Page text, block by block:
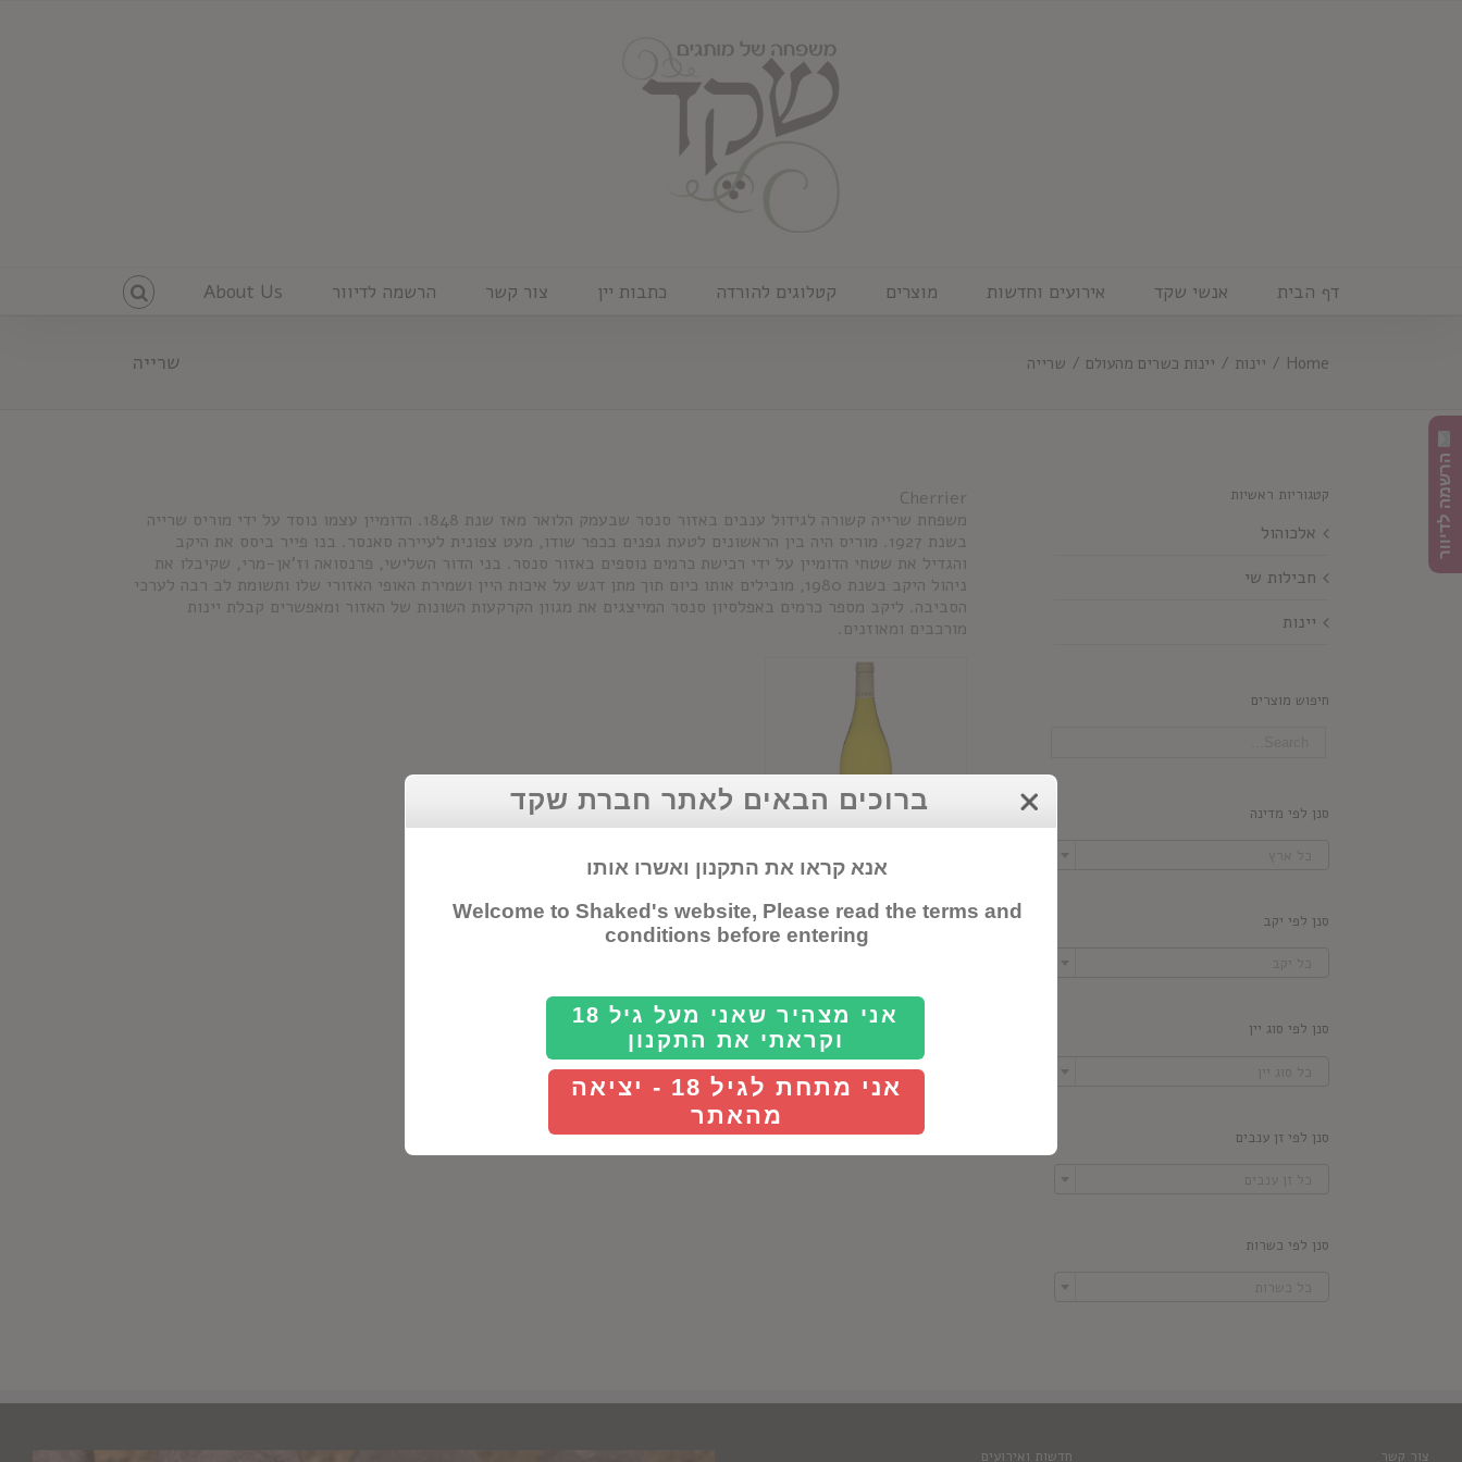
דף הבית אנשי שקד אירועים וחדשות מוצרים קטלוגים להורדה כתבות יין צור קשר הרשמה לדיוור About Us
שרייה Home
/ יינות / יינות כשרים מהעולם / שרייה
Cherrier
משפחת שרייה קשורה לגידול ענבים באזור סנסר שבעמק הלואר מאז שנת 1848. הדומיין עצמו נוסד על ידי מוריס שרייה
בשנת 1927. מוריס היה בין הראשונים לטעת גפנים בכפר שודו, מעט צפונית לעיירה סאנסר. בנו פייר ביסס את היקב
והגדיל את שטחי הדומיין על ידי רכישת כרמים נוספים באזור סנסר. בני הדור השלישי, פרנסואה וז'אן-מרי, שקיבלו את
ניהול היקב בשנת 1980, מובילים אותו כיום תוך מתן דגש על איכות היין ושמירת האופי האזורי שלו ותשומת לב רבה לערכי
הסביבה. ליקב מספר כרמים באפלסיון סנסר המייצגים את מגוון הקרקעות השונות של האזור ומאפשרים קבלת יינות
מורכבים ומאוזנים.
Details
קטגוריות ראשיות
אלכוהול
חבילות שי
יינות
חיפוש מוצרים
סנן לפי מדינה
סנן לפי יקב
סנן לפי סוג יין
סנן לפי זן ענבים
סנן לפי כשרות
צור קשר חדשות ואירועים
הרשמה לדיוור
ברוכים הבאים לאתר חברת שקד
אנא קראו את התקנון ואשרו אותו
Welcome to Shaked's website, Please read the terms and
conditions before entering
אני מצהיר שאני מעל גיל 18
וקראתי את התקנון
אני מתחת לגיל 18 - יציאה
מהאתר